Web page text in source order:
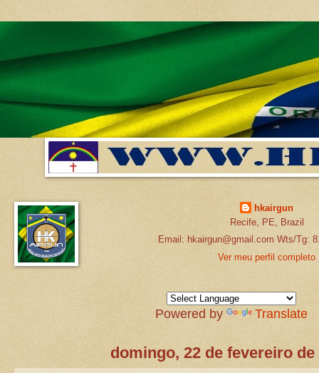
hkairgun
Recife, PE, Brazil
Email: hkairgun@gmail.com Wts/Tg:
Ver meu perfil completo
Powered by Translate
domingo, 22 de fevereiro de